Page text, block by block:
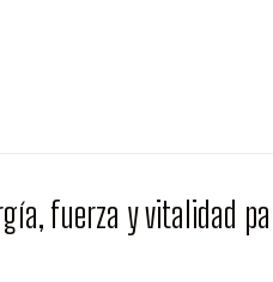
fuerza y vitalidad